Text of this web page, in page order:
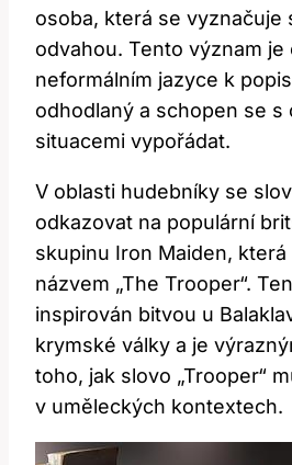
osoba, která se vyznačuje
odvahou. Tento význam
neformálním jazyce k
odhodlaný a schopen se s
situacemi vypořádat.
V oblasti hudebníky se
odkazovat na populární
skupinu Iron Maiden, která
názvem „The Trooper“.
inspirován bitvou u
krymské války a je
toho, jak slovo „Trooper“
v uměleckých kontextech.